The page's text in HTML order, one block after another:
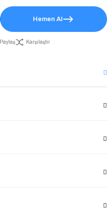
Hemen Al
Paylaş Karşılaştır